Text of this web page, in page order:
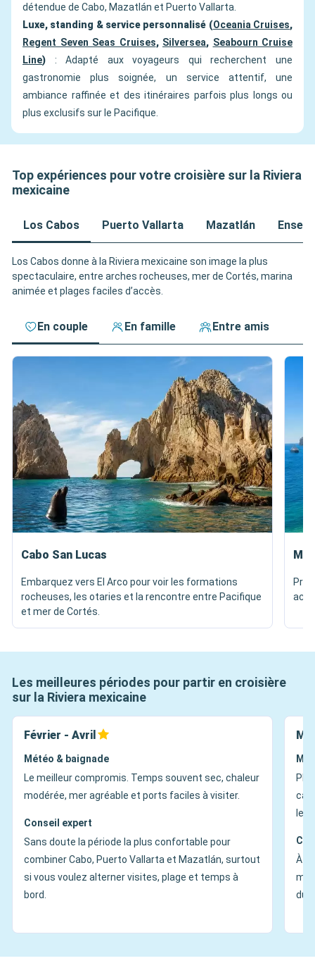
détendue de Cabo, Mazatlán et Puerto Vallarta.
Luxe, standing & service personnalisé (Oceania Cruises,
Regent Seven Seas Cruises, Silversea, Seabourn Cruise
Line) : Adapté aux voyageurs qui recherchent une
gastronomie plus soignée, un service attentif, une
ambiance raffinée et des itinéraires parfois plus longs ou
plus exclusifs sur le Pacifique.
Top expériences pour votre croisière sur la Riviera
mexicaine
Los Cabos Puerto Vallarta Mazatlán
Los Cabos donne à la Riviera mexicaine son image la plus
spectaculaire, entre arches rocheuses, mer de Cortés, marina
animée et plages faciles d’accès.
En couple En famille Entre amis
Cabo San Lucas
Embarquez vers El Arco pour voir les formations
rocheuses, les otaries et la rencontre entre Pacifique
et mer de Cortés.
Les meilleures périodes pour partir en croisière
sur la Riviera mexicaine
Février - Avril
Météo & baignade
Le meilleur compromis. Temps souvent sec, chaleur
modérée, mer agréable et ports faciles à visiter.
Conseil expert
Sans doute la période la plus confortable pour
combiner Cabo, Puerto Vallarta et Mazatlán, surtout
si vous voulez alterner visites, plage et temps à
bord.
les
À
du